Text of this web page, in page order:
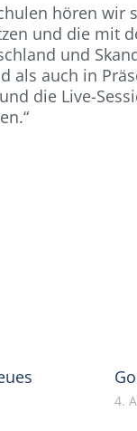
hören
und die mit
und
als auch in
die Live-
4.